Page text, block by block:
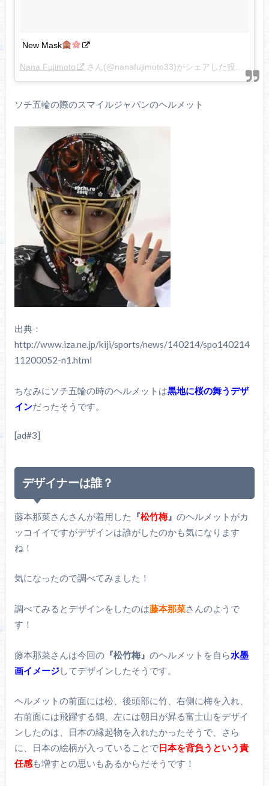
New Mask
Nana Fujimoto さん(@nanafujimoto33)がシェアした投稿 –
ソチ五輪の際のスマイルジャパンのヘルメット
出典：
http://www.iza.ne.jp/kiji/sports/news/140214/spo140214
11200052-n1.html
ちなみにソチ五輪の時のヘルメットは黒地に桜の舞うデザ
インだったそうです。
[ad#3]
デザイナーは誰？
藤本那菜さんさんが着用した 『松竹梅』 のヘルメットがカ
ッコイイですがデザインは誰がしたのかも気になります
ね！
気になったので調べてみました！
調べてみるとデザインをしたのは藤本那菜さんのようで
す！
藤本那菜さんは今回の『松竹梅』 のヘルメットを自ら水墨
画イメージしてデザインしたそうです。
ヘルメットの前面には松、後頭部に竹、右側に梅を入れ、
右前面には飛躍する鶴、左には朝日が昇る富士山をデザイ
ンしたのは、日本の縁起物を入れたかったそうで、さら
に、日本の絵柄が入っていることで日本を背負うという責
任感も増すとの思いもあるからだそうです！